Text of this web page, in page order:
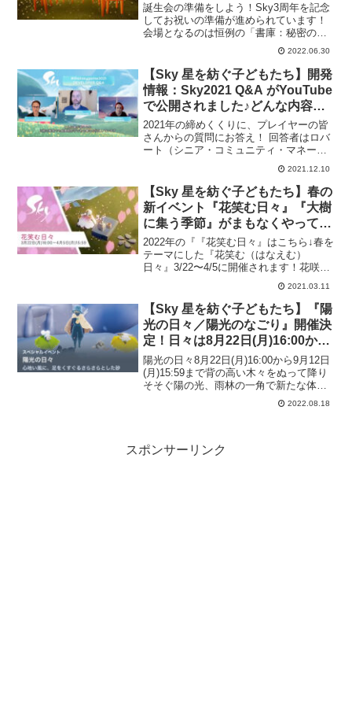
誕生会の準備をしよう！Sky3周年を記念
してお祝いの準備が進められています！
会場となるのは恒例の「書庫：秘密のエ
リア」です。このパーティーの期間中は
どの星の子も、この秘密のエリアへ入る
ことが出来ますよ♪祝！Sky3周年開催期
間：7月18日(...
2022.06.30
【Sky 星を紡ぐ子どもたち】開発
情報：Sky2021 Q&A がYouTube
で公開されました♪どんな内容か
詳細をご紹介！
2021年の締めくくりに、プレイヤーの皆
さんからの質問にお答え！ 回答者はロバ
ート（シニア・コミュニティ・マネージ
ャー）、エレーナ（シニア・プロデュー
サー）、ティム（オンライン・エクスペ
リエンス・ディレクター）の3人。皆さん
からの様々な質問...
2021.12.10
【Sky 星を紡ぐ子どもたち】春の
新イベント『花笑む日々』『大樹
に集う季節』がまもなくやってき
ます！花笑む日々は3/22〜4/5開
催決定！！
2022年の『『花笑む日々』はこちら↓春を
テーマにした『花笑む（はなえむ）
日々』3/22〜4/5に開催されます！花咲く
Skyの春に向け、準備をしましょう！
『花笑む（はなえむ）日々』では花びら
をモチーフにしたアイテムが登場しま
す！ホームに咲く...
2021.03.11
【Sky 星を紡ぐ子どもたち】『陽
光の日々／陽光のなごり』開催決
定！日々は8月22日(月)16:00から
9月12日(月)15:59まで、なごりは
9月26日(月)16:00より10月17日
(月)15:59まで！
陽光の日々8月22日(月)16:00から9月12日
(月)15:59まで背の高い木々をぬって降り
そそぐ陽の光、雨林の一角で新たな体験
が星の子どもたちを待っています。8月22
日(月)16:00から9月12日(月)15:59まで3週
2022.08.18
スポンサーリンク